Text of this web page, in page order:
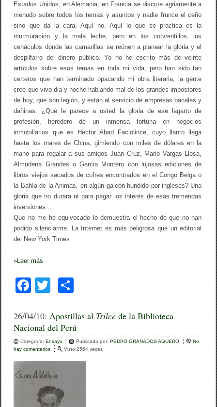
/
u
v
e
r
l
o
m
o
Estados Unidos, en Alemania, en Francia se discute agriamente a
menudo sobre todos los temas y asuntos y nadie frunce el ceño
sino que da la cara. Aquí no. Aquí lo que se practica es la
murmuración y la mala leche, pero en los conventillos, los
cenáculos donde las camarillas se reúnen a planear la gloria y el
despilfarro del dinero público. Yo no he escrito más de veinte
artículos sobre esos temas en toda mi vida, pero han sido tan
certeros que han terminado opacando mi obra literaria, la gente
cree que vivo dia y noche hablando mal de los grandes impostores
de hoy, que son legión, y están al servicio de empresas banales y
dañinas. ¿Qué le parece a usted la gloria de ese lagarto de
profesión, heredero de un inmensa fortuna en negocios
inmobiliarios que es Hector Abad Faciolince, cuyo llanto llega
hasta los mares de China, gimiendo con miles de dólares en la
mano para regalar a sus amigos Juan Cruz, Mario Vargas Llosa,
Almudena Grandes o Garcia Montero con lujosas ediciones de
libros viejos sacados de cofres encontrados en el Congo Belga o
la Bahía de la Animas, en algún galeón hundido por ingleses? Una
gloria que no durara ni para pagar los interés de esas tremendas
inversiones…
Que no me he equivocado lo demuestra el hecho de que no han
podido silenciarme. La Internet es más peligrosa que un editorial
del New York Times…
»Leer más
F
c
e
b
o
o
k
tt
er
m
p
ar
tir
26/04/10:Apostillas al Trilce de la Biblioteca
Nacional del Perú
Categoría:Ensayo Publicado por:PEDRO GRANADOS AGUERO
No
hay comentarios
o
s
t
i
Visto:2564 veces